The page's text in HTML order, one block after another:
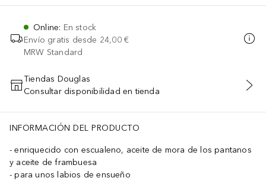
Online: En stock
Envío gratis desde 24,00 €
MRW Standard
AÑADIR AL CARRITO
Tiendas Douglas
Consultar disponibilidad en tienda
INFORMACIÓN DEL PRODUCTO
enriquecido con escualeno, aceite de mora de los pantanos
y aceite de frambuesa
para unos labios de ensueño